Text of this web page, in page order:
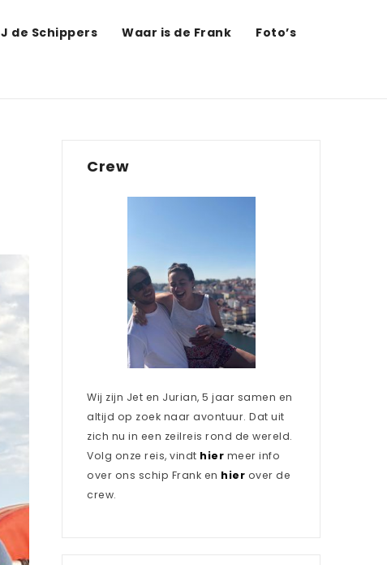
de Schippers Waar is de Frank Foto’s
Crew
Wij zijn Jet en Jurian, 5 jaar samen en
altijd op zoek naar avontuur. Dat uit
zich nu in een zeilreis rond de wereld.
Volg onze reis, vindt hier meer info
over ons schip Frank en hier over de
crew.